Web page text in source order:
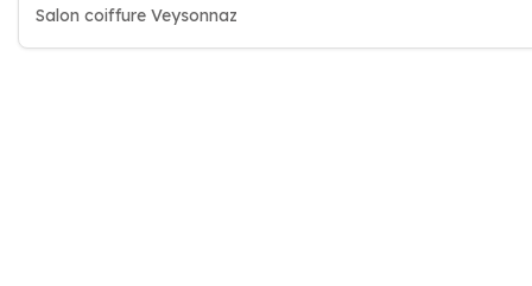
Salon coiffure Veysonnaz